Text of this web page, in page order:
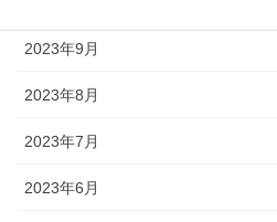
2023年9月
2023年8月
2023年7月
2023年6月